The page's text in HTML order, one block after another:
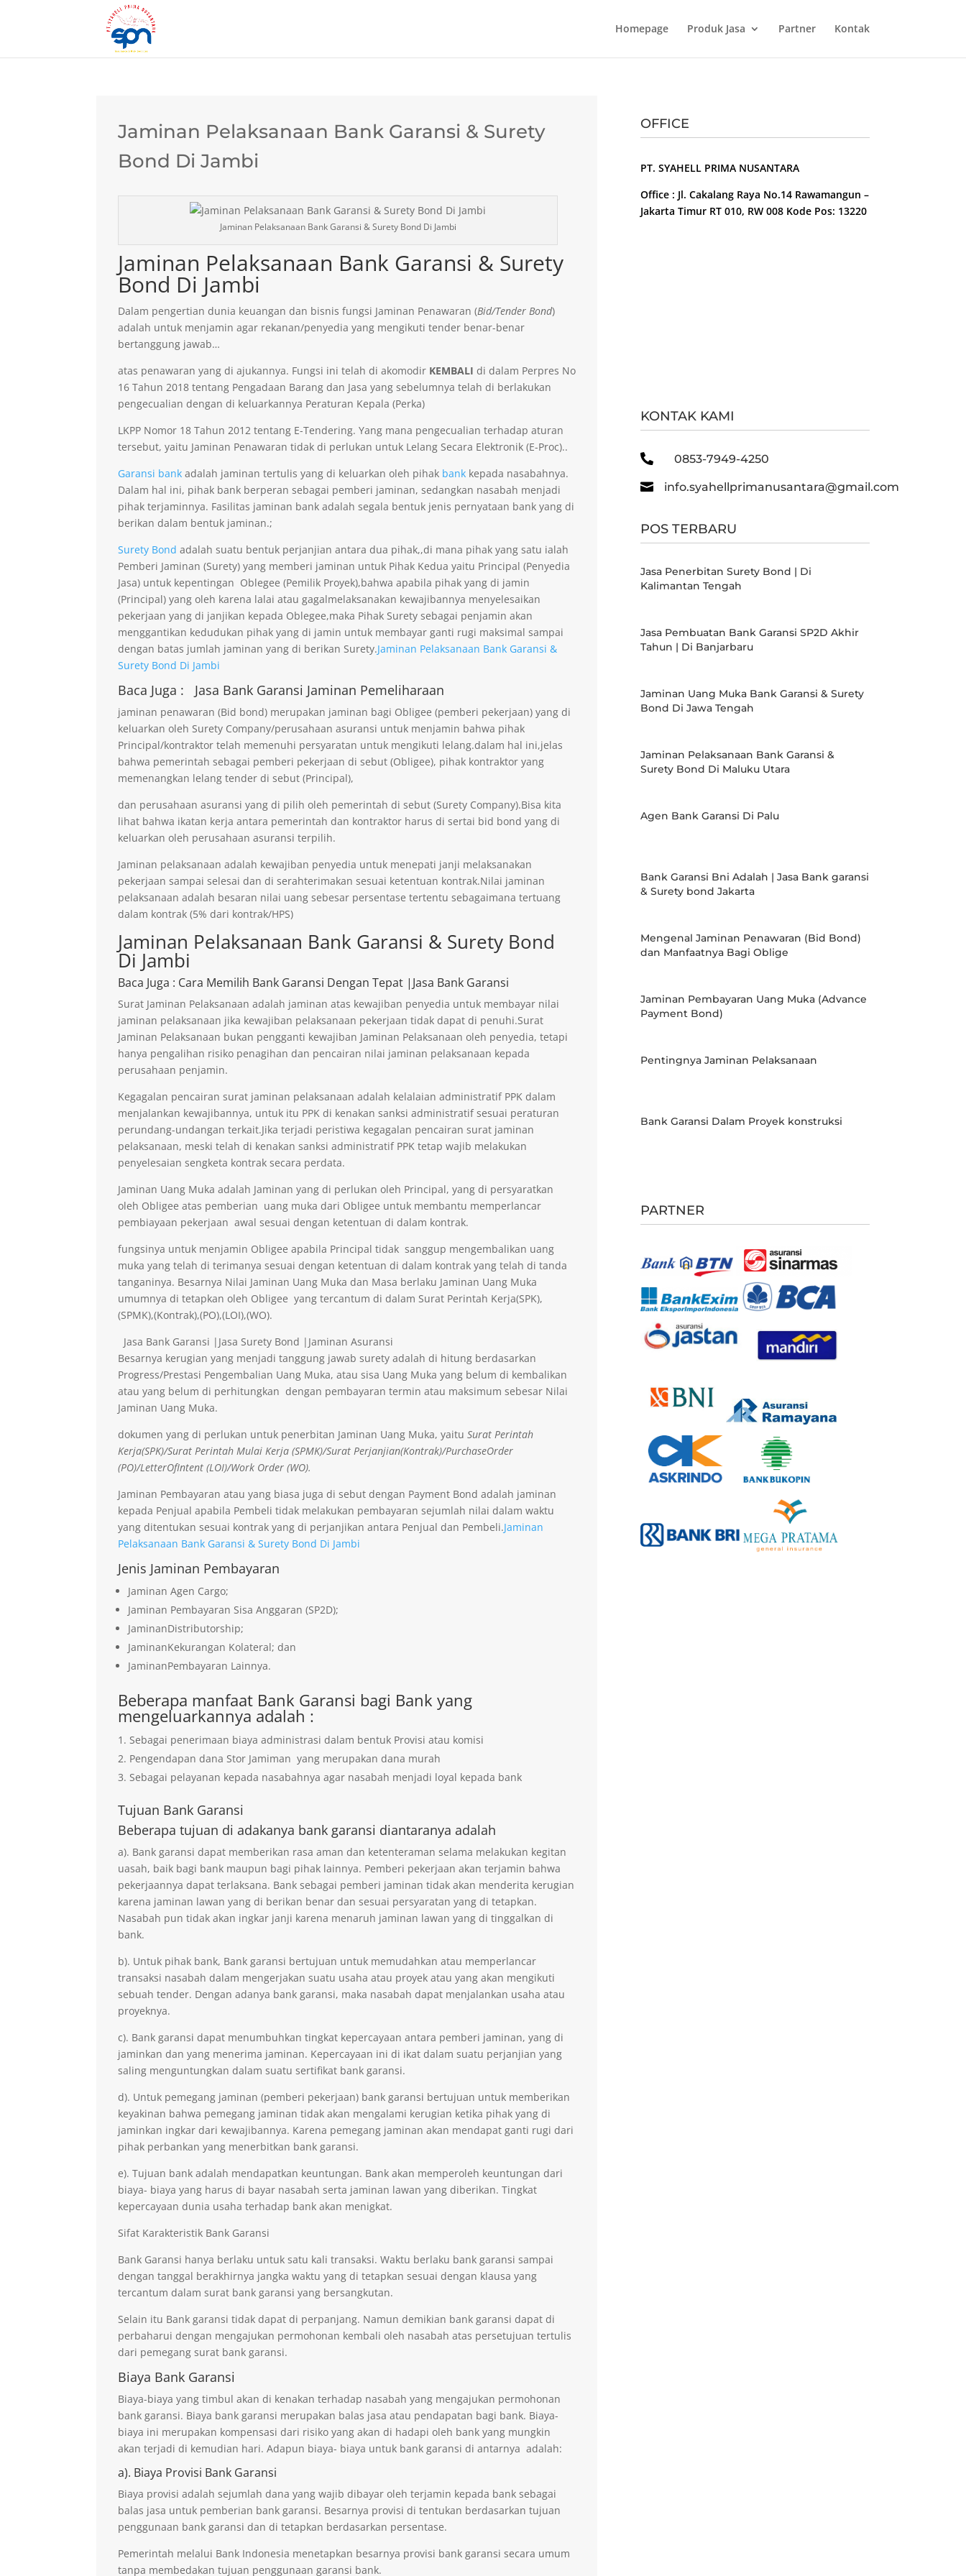
Homepage Produk Jasa Partner Kontak
Jaminan Pelaksanaan Bank Garansi & Surety
Bond Di Jambi
Jaminan Pelaksanaan Bank Garansi & Surety Bond Di Jambi
Jaminan Pelaksanaan Bank Garansi & Surety
Bond Di Jambi
Dalam pengertian dunia keuangan dan bisnis fungsi Jaminan Penawaran (Bid/Tender Bond)
adalah untuk menjamin agar rekanan/penyedia yang mengikuti tender benar-benar
bertanggung jawab…
atas penawaran yang di ajukannya. Fungsi ini telah di akomodir KEMBALI di dalam Perpres No
16 Tahun 2018 tentang Pengadaan Barang dan Jasa yang sebelumnya telah di berlakukan
pengecualian dengan di keluarkannya Peraturan Kepala (Perka)
LKPP Nomor 18 Tahun 2012 tentang E-Tendering. Yang mana pengecualian terhadap aturan
tersebut, yaitu Jaminan Penawaran tidak di perlukan untuk Lelang Secara Elektronik (E-Proc)..
Garansi bank adalah jaminan tertulis yang di keluarkan oleh pihak bank kepada nasabahnya.
Dalam hal ini, pihak bank berperan sebagai pemberi jaminan, sedangkan nasabah menjadi
pihak terjaminnya. Fasilitas jaminan bank adalah segala bentuk jenis pernyataan bank yang di
berikan dalam bentuk jaminan.;
Surety Bond adalah suatu bentuk perjanjian antara dua pihak,,di mana pihak yang satu ialah
Pemberi Jaminan (Surety) yang memberi jaminan untuk Pihak Kedua yaitu Principal (Penyedia
Jasa) untuk kepentingan Oblegee (Pemilik Proyek),bahwa apabila pihak yang di jamin
(Principal) yang oleh karena lalai atau gagalmelaksanakan kewajibannya menyelesaikan
pekerjaan yang di janjikan kepada Oblegee,maka Pihak Surety sebagai penjamin akan
menggantikan kedudukan pihak yang di jamin untuk membayar ganti rugi maksimal sampai
dengan batas jumlah jaminan yang di berikan Surety.Jaminan Pelaksanaan Bank Garansi &
Surety Bond Di Jambi
Baca Juga : Jasa Bank Garansi Jaminan Pemeliharaan
jaminan penawaran (Bid bond) merupakan jaminan bagi Obligee (pemberi pekerjaan) yang di
keluarkan oleh Surety Company/perusahaan asuransi untuk menjamin bahwa pihak
Principal/kontraktor telah memenuhi persyaratan untuk mengikuti lelang.dalam hal ini,jelas
bahwa pemerintah sebagai pemberi pekerjaan di sebut (Obligee), pihak kontraktor yang
memenangkan lelang tender di sebut (Principal),
dan perusahaan asuransi yang di pilih oleh pemerintah di sebut (Surety Company).Bisa kita
lihat bahwa ikatan kerja antara pemerintah dan kontraktor harus di sertai bid bond yang di
keluarkan oleh perusahaan asuransi terpilih.
Jaminan pelaksanaan adalah kewajiban penyedia untuk menepati janji melaksanakan
pekerjaan sampai selesai dan di serahterimakan sesuai ketentuan kontrak.Nilai jaminan
pelaksanaan adalah besaran nilai uang sebesar persentase tertentu sebagaimana tertuang
dalam kontrak (5% dari kontrak/HPS)
Jaminan Pelaksanaan Bank Garansi & Surety Bond
Di Jambi
Baca Juga : Cara Memilih Bank Garansi Dengan Tepat |Jasa Bank Garansi
Surat Jaminan Pelaksanaan adalah jaminan atas kewajiban penyedia untuk membayar nilai
jaminan pelaksanaan jika kewajiban pelaksanaan pekerjaan tidak dapat di penuhi.Surat
Jaminan Pelaksanaan bukan pengganti kewajiban Jaminan Pelaksanaan oleh penyedia, tetapi
hanya pengalihan risiko penagihan dan pencairan nilai jaminan pelaksanaan kepada
perusahaan penjamin.
Kegagalan pencairan surat jaminan pelaksanaan adalah kelalaian administratif PPK dalam
menjalankan kewajibannya, untuk itu PPK di kenakan sanksi administratif sesuai peraturan
perundang-undangan terkait.Jika terjadi peristiwa kegagalan pencairan surat jaminan
pelaksanaan, meski telah di kenakan sanksi administratif PPK tetap wajib melakukan
penyelesaian sengketa kontrak secara perdata.
Jaminan Uang Muka adalah Jaminan yang di perlukan oleh Principal, yang di persyaratkan
oleh Obligee atas pemberian uang muka dari Obligee untuk membantu memperlancar
pembiayaan pekerjaan awal sesuai dengan ketentuan di dalam kontrak.
fungsinya untuk menjamin Obligee apabila Principal tidak sanggup mengembalikan uang
muka yang telah di terimanya sesuai dengan ketentuan di dalam kontrak yang telah di tanda
tanganinya. Besarnya Nilai Jaminan Uang Muka dan Masa berlaku Jaminan Uang Muka
umumnya di tetapkan oleh Obligee yang tercantum di dalam Surat Perintah Kerja(SPK),
(SPMK),(Kontrak),(PO),(LOI),(WO).
Jasa Bank Garansi |Jasa Surety Bond |Jaminan Asuransi
Besarnya kerugian yang menjadi tanggung jawab surety adalah di hitung berdasarkan
Progress/Prestasi Pengembalian Uang Muka, atau sisa Uang Muka yang belum di kembalikan
atau yang belum di perhitungkan dengan pembayaran termin atau maksimum sebesar Nilai
Jaminan Uang Muka.
dokumen yang di perlukan untuk penerbitan Jaminan Uang Muka, yaituSurat Perintah
Kerja(SPK)/Surat Perintah Mulai Kerja (SPMK)/Surat Perjanjian(Kontrak)/PurchaseOrder
(PO)/LetterOfIntent (LOI)/Work Order (WO).
Jaminan Pembayaran atau yang biasa juga di sebut dengan Payment Bond adalah jaminan
kepada Penjual apabila Pembeli tidak melakukan pembayaran sejumlah nilai dalam waktu
yang ditentukan sesuai kontrak yang di perjanjikan antara Penjual dan Pembeli.Jaminan
Pelaksanaan Bank Garansi & Surety Bond Di Jambi
Jenis Jaminan Pembayaran
Jaminan Agen Cargo;
Jaminan Pembayaran Sisa Anggaran (SP2D);
JaminanDistributorship;
JaminanKekurangan Kolateral; dan
JaminanPembayaran Lainnya.
Beberapa manfaat Bank Garansi bagi Bank yang
mengeluarkannya adalah :
Sebagai penerimaan biaya administrasi dalam bentuk Provisi atau komisi
Pengendapan dana Stor Jamiman yang merupakan dana murah
Sebagai pelayanan kepada nasabahnya agar nasabah menjadi loyal kepada bank
Tujuan Bank Garansi
Beberapa tujuan di adakanya bank garansi diantaranya adalah
a). Bank garansi dapat memberikan rasa aman dan ketenteraman selama melakukan kegitan
uasah, baik bagi bank maupun bagi pihak lainnya. Pemberi pekerjaan akan terjamin bahwa
pekerjaannya dapat terlaksana. Bank sebagai pemberi jaminan tidak akan menderita kerugian
karena jaminan lawan yang di berikan benar dan sesuai persyaratan yang di tetapkan.
Nasabah pun tidak akan ingkar janji karena menaruh jaminan lawan yang di tinggalkan di
bank.
b). Untuk pihak bank, Bank garansi bertujuan untuk memudahkan atau memperlancar
transaksi nasabah dalam mengerjakan suatu usaha atau proyek atau yang akan mengikuti
sebuah tender. Dengan adanya bank garansi, maka nasabah dapat menjalankan usaha atau
proyeknya.
c). Bank garansi dapat menumbuhkan tingkat kepercayaan antara pemberi jaminan, yang di
jaminkan dan yang menerima jaminan. Kepercayaan ini di ikat dalam suatu perjanjian yang
saling menguntungkan dalam suatu sertifikat bank garansi.
d). Untuk pemegang jaminan (pemberi pekerjaan) bank garansi bertujuan untuk memberikan
keyakinan bahwa pemegang jaminan tidak akan mengalami kerugian ketika pihak yang di
jaminkan ingkar dari kewajibannya. Karena pemegang jaminan akan mendapat ganti rugi dari
pihak perbankan yang menerbitkan bank garansi.
e). Tujuan bank adalah mendapatkan keuntungan. Bank akan memperoleh keuntungan dari
biaya- biaya yang harus di bayar nasabah serta jaminan lawan yang diberikan. Tingkat
kepercayaan dunia usaha terhadap bank akan menigkat.
Sifat Karakteristik Bank Garansi
Bank Garansi hanya berlaku untuk satu kali transaksi. Waktu berlaku bank garansi sampai
dengan tanggal berakhirnya jangka waktu yang di tetapkan sesuai dengan klausa yang
tercantum dalam surat bank garansi yang bersangkutan.
Selain itu Bank garansi tidak dapat di perpanjang. Namun demikian bank garansi dapat di
perbaharui dengan mengajukan permohonan kembali oleh nasabah atas persetujuan tertulis
dari pemegang surat bank garansi.
Biaya Bank Garansi
Biaya-biaya yang timbul akan di kenakan terhadap nasabah yang mengajukan permohonan
bank garansi. Biaya bank garansi merupakan balas jasa atau pendapatan bagi bank. Biaya-
biaya ini merupakan kompensasi dari risiko yang akan di hadapi oleh bank yang mungkin
akan terjadi di kemudian hari. Adapun biaya- biaya untuk bank garansi di antarnya adalah:
a). Biaya Provisi Bank Garansi
Biaya provisi adalah sejumlah dana yang wajib dibayar oleh terjamin kepada bank sebagai
balas jasa untuk pemberian bank garansi. Besarnya provisi di tentukan berdasarkan tujuan
penggunaan bank garansi dan di tetapkan berdasarkan persentase.
Pemerintah melalui Bank Indonesia menetapkan besarnya provisi bank garansi secara umum
tanpa membedakan tujuan penggunaan garansi bank.
OFFICE
PT. SYAHELL PRIMA NUSANTARA
Office : Jl. Cakalang Raya No.14 Rawamangun –
Jakarta Timur RT 010, RW 008 Kode Pos: 13220
KONTAK KAMI
 0853-7949-4250
 info.syahellprimanusantara@gmail.com
POS TERBARU
Jasa Penerbitan Surety Bond | Di
Kalimantan Tengah
Jasa Pembuatan Bank Garansi SP2D Akhir
Tahun | Di Banjarbaru
Jaminan Uang Muka Bank Garansi & Surety
Bond Di Jawa Tengah
Jaminan Pelaksanaan Bank Garansi &
Surety Bond Di Maluku Utara
Agen Bank Garansi Di Palu
Bank Garansi Bni Adalah | Jasa Bank garansi
& Surety bond Jakarta
Mengenal Jaminan Penawaran (Bid Bond)
dan Manfaatnya Bagi Oblige
Jaminan Pembayaran Uang Muka (Advance
Payment Bond)
Pentingnya Jaminan Pelaksanaan
Bank Garansi Dalam Proyek konstruksi
PARTNER